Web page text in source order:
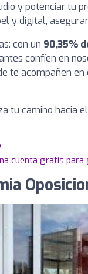
y potenciar tu
y digital,
con un 90,35%
confíen en
te acompañen en
tu camino hacia
cuenta gratis